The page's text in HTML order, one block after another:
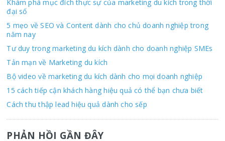
Khám phá mục đích thực sự của marketing du kích trong thời
đại số
5 mẹo về SEO và Content dành cho chủ doanh nghiệp trong
năm nay
Tư duy trong marketing du kích dành cho doanh nghiệp SMEs
Tản mạn về Marketing du kích
Bộ video về marketing du kích dành cho mọi doanh nghiệp
15 cách tiếp cận khách hàng hiệu quả có thể bạn chưa biết
Cách thu thập lead hiệu quả dành cho sếp
PHẢN HỒI GẦN ĐÂY